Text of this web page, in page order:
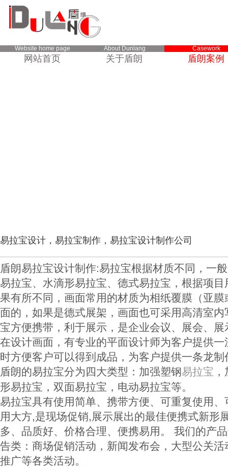
Website home page
网站首页
About Dunlang
关于盾朗
Casework
盾朗案例
易拉宝设计，易拉宝制作，易拉宝设计制作公司
盾朗易拉宝设计制作:易拉宝根据材质不同，一
易拉宝、水滴形易拉宝、德式易拉宝，根据项
果有所不同，画面常用的材质为相纸覆膜（亚
面的，如果是德式展架，画面也可采用高清室
宝方便携带，利于展示，是企业会议、展会、
在设计画面，有专业的平面设计师为客户提供
时方便客户可以得到成品，为客户提供一条龙制
盾朗的易拉宝分为四大类型：加强塑钢易拉宝
形易拉宝，双面易拉宝，电动易拉宝等。
易拉宝具有使用简单、携带方便、可重复使用
用大方,是现场促销,展示展出的最佳便携式新形
多、品质好、价格合理、便携易用。 我们的产
告类：商场促销活动，新闻发布会，大型公关
推广等各类活动。